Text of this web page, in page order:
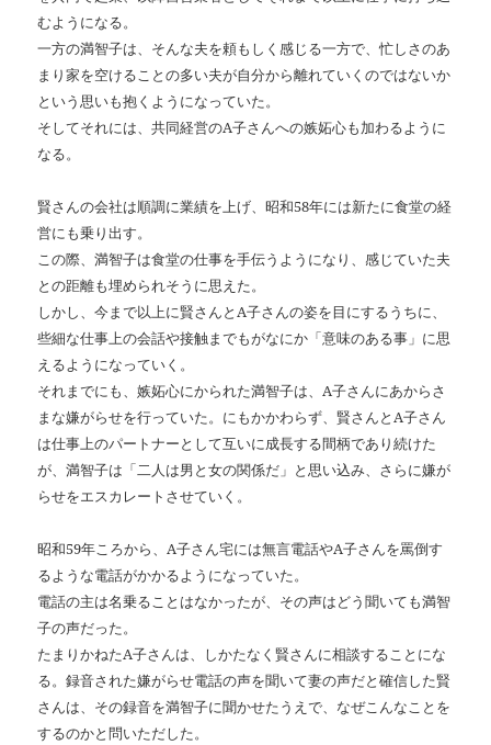
むようになる。
一方の満智子は、そんな夫を頼もしく感じる一方で、忙しさのあ
まり家を空けることの多い夫が自分から離れていくのではないか
という思いも抱くようになっていた。
そしてそれには、共同経営のA子さんへの嫉妬心も加わるように
なる。
賢さんの会社は順調に業績を上げ、昭和58年には新たに食堂の経
営にも乗り出す。
この際、満智子は食堂の仕事を手伝うようになり、感じていた夫
との距離も埋められそうに思えた。
しかし、今まで以上に賢さんとA子さんの姿を目にするうちに、
些細な仕事上の会話や接触までもがなにか「意味のある事」に思
えるようになっていく。
それまでにも、嫉妬心にかられた満智子は、A子さんにあからさ
まな嫌がらせを行っていた。にもかかわらず、賢さんとA子さん
は仕事上のパートナーとして互いに成長する間柄であり続けた
が、満智子は「二人は男と女の関係だ」と思い込み、さらに嫌が
らせをエスカレートさせていく。
昭和59年ころから、A子さん宅には無言電話やA子さんを罵倒す
るような電話がかかるようになっていた。
電話の主は名乗ることはなかったが、その声はどう聞いても満智
子の声だった。
たまりかねたA子さんは、しかたなく賢さんに相談することにな
る。録音された嫌がらせ電話の声を聞いて妻の声だと確信した賢
さんは、その録音を満智子に聞かせたうえで、なぜこんなことを
するのかと問いただした。